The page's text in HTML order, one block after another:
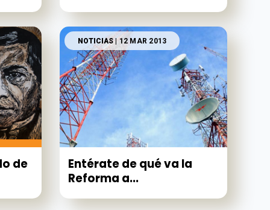
de
NOTICIAS| 12 MAR 2013
Entérate de qué va la
Reforma a...